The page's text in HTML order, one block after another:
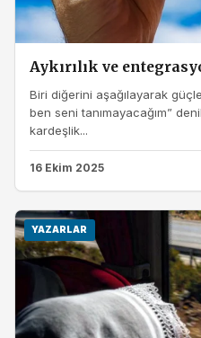
Aykırılık ve
Biri diğerini aşağılayarak
ben seni tanımayacağım”
kardeşlik...
16 Ekim 2025
YAZARLAR